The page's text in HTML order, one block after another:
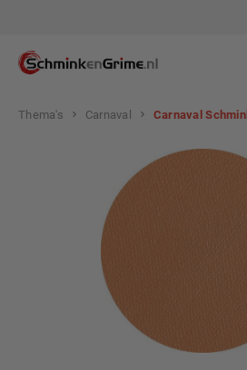
Thema's Carnaval Carnaval
Afbeeldingengalerij overslaan